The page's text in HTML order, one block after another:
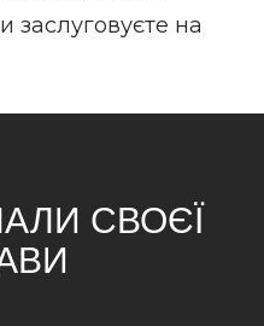
заслуговуєте на
СВОЄЇ